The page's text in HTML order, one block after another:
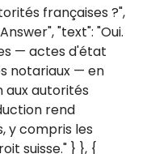
françaises ?",
"text": "Oui.
— actes d'état
notariaux — en
aux autorités
rend
y compris les
suisse." } }, {